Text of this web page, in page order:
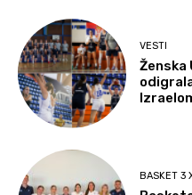
VESTI
Ženska
BASKET 3